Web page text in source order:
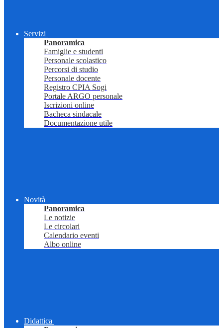
Servizi
Panoramica
Famiglie e studenti
Personale scolastico
Percorsi di studio
Personale docente
Registro CPIA Sogi
Portale ARGO personale
Iscrizioni online
Bacheca sindacale
Documentazione utile
Novità
Panoramica
Le notizie
Le circolari
Calendario eventi
Albo online
Didattica